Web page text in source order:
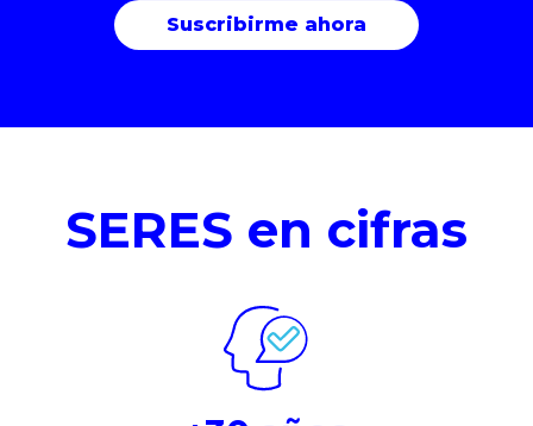
SERES en cifras